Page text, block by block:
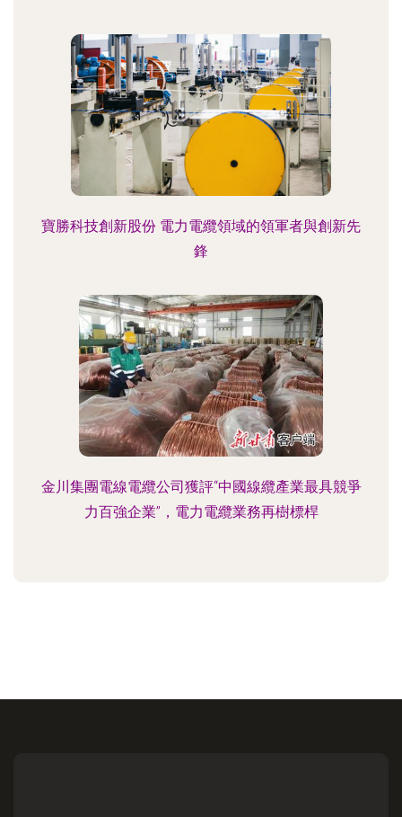
寶勝科技創新股份 電力電纜領域的領軍者與創新先
鋒
金川集團電線電纜公司獲評“中國線纜產業最具競爭
力百強企業”，電力電纜業務再樹標桿